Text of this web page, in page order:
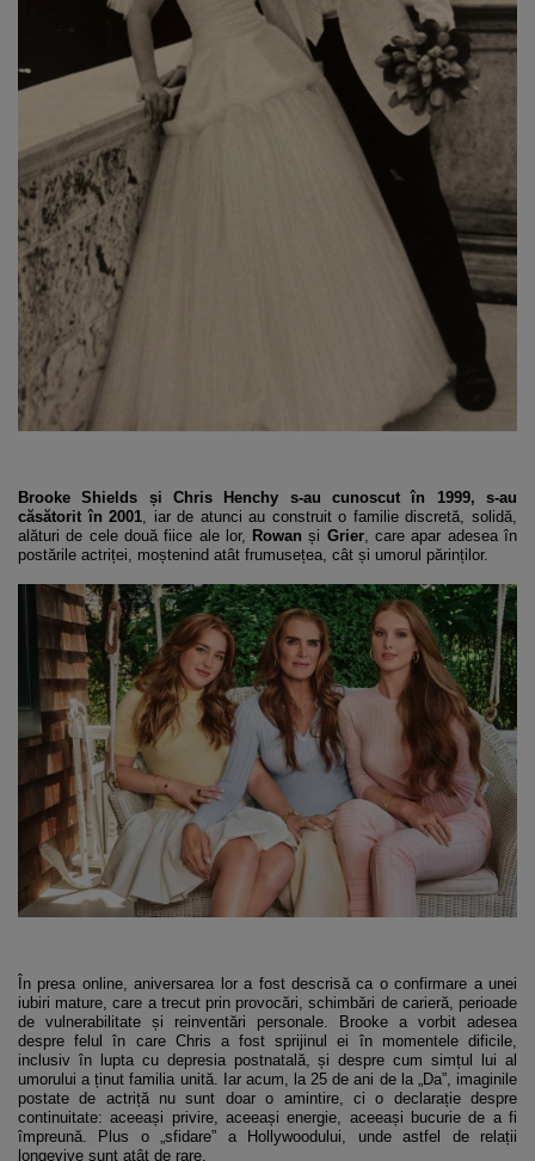
Brooke Shields și Chris Henchy s-au cunoscut în 1999, s-au
căsătorit în 2001, iar de atunci au construit o familie discretă, solidă,
alături de cele două fiice ale lor, Rowanși Grier, care apar adesea în
postările actriței, moștenind atât frumusețea, cât și umorul părinților.
În presa online, aniversarea lor a fost descrisă ca o confirmare a unei
iubiri mature, care a trecut prin provocări, schimbări de carieră, perioade
de vulnerabilitate și reinventări personale. Brooke a vorbit adesea
despre felul în care Chris a fost sprijinul ei în momentele dificile,
inclusiv în lupta cu depresia postnatală, și despre cum simțul lui al
umorului a ținut familia unită. Iar acum, la 25 de ani de la „Da”, imaginile
postate de actriță nu sunt doar o amintire, ci o declarație despre
continuitate: aceeași privire, aceeași energie, aceeași bucurie de a fi
împreună. Plus o „sfidare” a Hollywoodului, unde astfel de relații
longevive sunt atât de rare.